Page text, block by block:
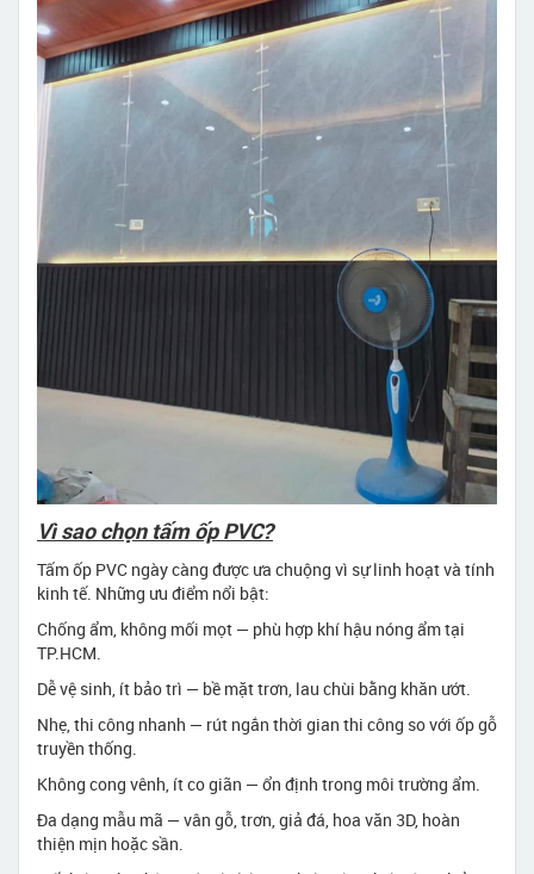
Vì sao chọn tấm ốp PVC?
Tấm ốp PVC ngày càng được ưa chuộng vì sự linh hoạt và tính
kinh tế. Những ưu điểm nổi bật:
Chống ẩm, không mối mọt — phù hợp khí hậu nóng ẩm tại
TP.HCM.
Dễ vệ sinh, ít bảo trì — bề mặt trơn, lau chùi bằng khăn ướt.
Nhẹ, thi công nhanh — rút ngắn thời gian thi công so với ốp gỗ
truyền thống.
Không cong vênh, ít co giãn — ổn định trong môi trường ẩm.
Đa dạng mẫu mã — vân gỗ, trơn, giả đá, hoa văn 3D, hoàn
thiện mịn hoặc sần.